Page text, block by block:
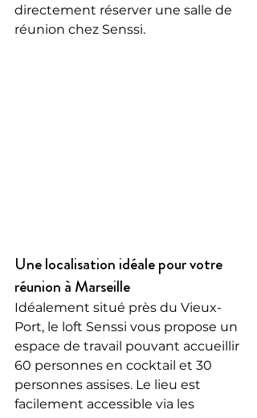
directement réserver une salle de
réunion chez Senssi.
Une localisation idéale pour votre
réunion à Marseille
Idéalement situé près du Vieux-
Port, le loft Senssi vous propose un
espace de travail pouvant accueillir
60 personnes en cocktail et 30
personnes assises. Le lieu est
facilement accessible via les